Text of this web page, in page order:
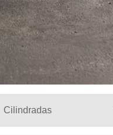
Cilindradas